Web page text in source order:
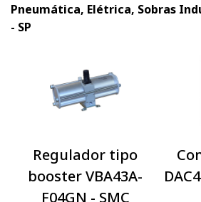
Pneumática, Elétrica, Sobras
- SP
Regulador tipo
booster VBA43A-
F04GN - SMC